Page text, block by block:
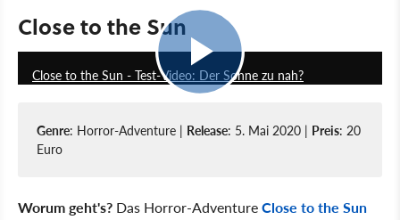
Close to the Sun
Close to the Sun - Test-Video: Der Sonne zu nah?
Genre: Horror-Adventure | Release: 5. Mai 2020 | Preis: 20
Euro
Worum geht's? Das Horror-AdventureClose to the Sun